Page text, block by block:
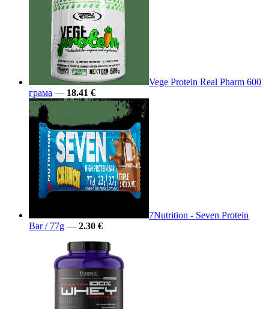
Vege Protein Real Pharm 600
грама — 18.41 €
7Nutrition - Seven Protein
Bar / 77g — 2.30 €